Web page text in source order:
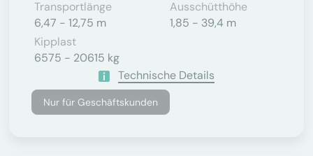
Transportlänge
6,47 - 12,75 m
Ausschütthöhe
1,85 - 39,4 m
Kipplast
6575 - 20615 kg
Technische Details
Nur für Geschäftskunden